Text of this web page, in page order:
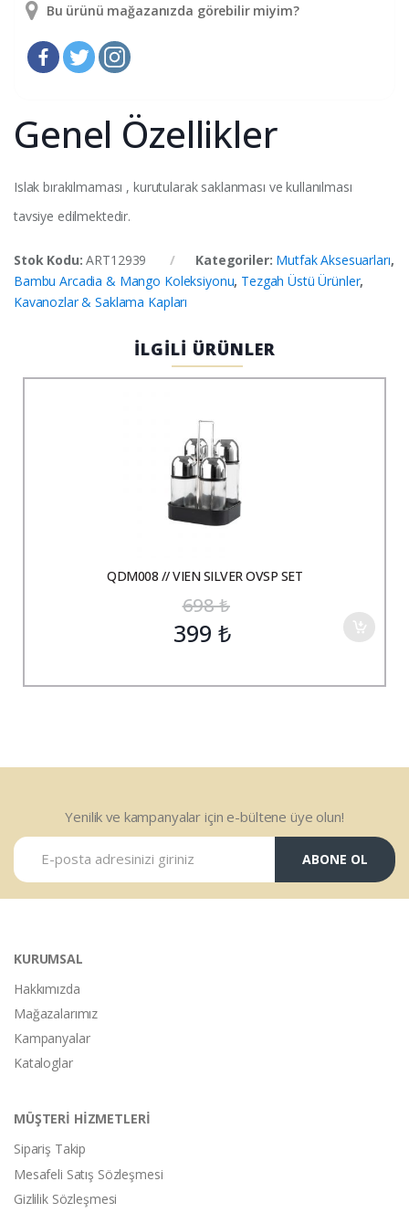
Bu ürünü mağazanızda görebilir miyim?
Genel Özellikler
Islak bırakılmaması , kurutularak saklanması ve kullanılması
tavsiye edilmektedir.
Stok Kodu:ART12939 Kategoriler: Mutfak Aksesuarları,
Bambu Arcadia & Mango Koleksiyonu, Tezgah Üstü Ürünler,
Kavanozlar & Saklama Kapları
İLGİLİ ÜRÜNLER
QDM008 // VIEN SILVER OVSP SET
698₺
399 ₺
Yenilik ve kampanyalar için e-bültene üye olun!
ABONE OL
KURUMSAL
Hakkımızda
Mağazalarımız
Kampanyalar
Kataloglar
MÜŞTERİ HİZMETLERİ
Sipariş Takip
Mesafeli Satış Sözleşmesi
Gizlilik Sözleşmesi